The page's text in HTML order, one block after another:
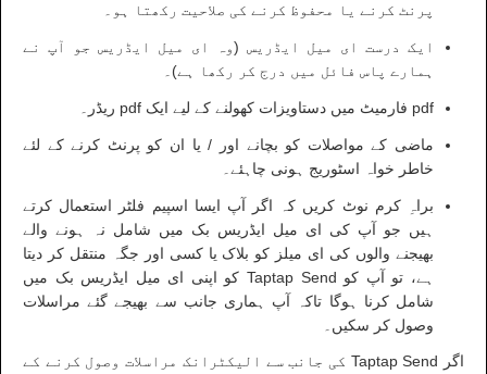
پرنٹ کرنے یا محفوظ کرنے کی صلاحیت رکھتا ہو۔
ایک درست ای میل ایڈریس (وہ ای میل ایڈریس جو آپ نے
ہمارے پاس فائل میں درج کر رکھا ہے)۔
pdf فارمیٹ میں دستاویزات کھولنے کے لیے ایک pdf ریڈر۔
ماضی کے مواصلات کو بچانے اور / یا ان کو پرنٹ کرنے کے لئے
خاطر خواہ اسٹوریج ہونی چاہئے۔
براہِ کرم نوٹ کریں کہ اگر آپ ایسا اسپیم فلٹر استعمال کرتے
ہیں جو آپ کی ای میل ایڈریس بک میں شامل نہ ہونے والے
بھیجنے والوں کی ای میلز کو بلاک یا کسی اور جگہ منتقل کر دیتا
ہے، تو آپ کو Taptap Send کو اپنی ای میل ایڈریس بک میں
شامل کرنا ہوگا تاکہ آپ ہماری جانب سے بھیجے گئے مراسلات
وصول کر سکیں۔
اگر Taptap Send کی جانب سے الیکٹرانک مراسلات وصول کرنے کے